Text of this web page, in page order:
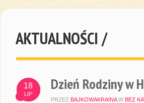
AKTUALNOŚCI /
18
LIP
Dzień Rodziny w
PRZEZ BAJKOWAKRAINA W BEZ